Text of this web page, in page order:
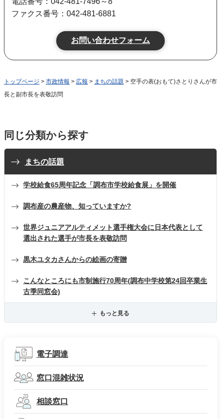
ファクス番号：042-481-6881
トップページ > 市政情報 > 広報 > まちの話題 > 空手の表(おもて)さとりさんが市
長と副市長を表敬訪問
同じ分類から探す
まちの話題
学校給食65周年記念「調布市学校給食展」を開催
調布産の農産物、知っていますか?
世界ジュニアアルティメット選手権大会に日本代表として
選出された選手が市長を表敬訪問
黒木ユタカさんからの絵画の寄贈
こんなところにも市制施行70周年(調布中学校第24回卒業生
古季同窓会)
もっと見る
電子調達
窓口混雑状況
相談窓口